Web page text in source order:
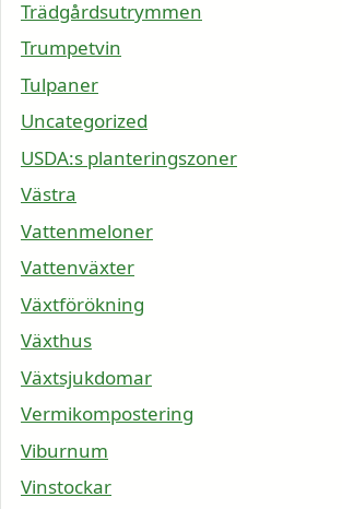
Trädgårdsutrymmen
Trumpetvin
Tulpaner
Uncategorized
USDA:s planteringszoner
Västra
Vattenmeloner
Vattenväxter
Växtförökning
Växthus
Växtsjukdomar
Vermikompostering
Viburnum
Vinstockar